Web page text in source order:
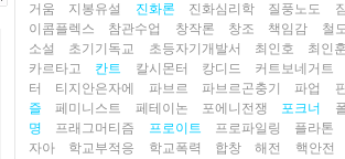
거움
지봉유설 진화론 진화심리학 질풍노도
이콤플렉스
참관수업 창작론 창조 책임감 철
소설
초기기독교 초등자기개발서 최인호 최인훈
카르타고
칸트 칼시몬터 캉디드 커트보네거트
터
티지안은자에 파브르 파브르곤충기 파업
즐
페미니스트 페테이논 포에니전쟁 포크너
명
프래그머티즘 프로이트 프로파일링 플라톤
자아
학교부적응 학교폭력 합창 해전 핵안전